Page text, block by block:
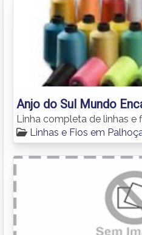
Anjo do Sul Mundo
Linha completa de linhas e
Linhas e Fios em